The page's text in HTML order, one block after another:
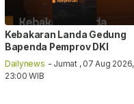
Kebakaran Landa Gedung
Bapenda Pemprov DKI
Dailynews - Jumat , 07 Aug 2026,
23:00 WIB